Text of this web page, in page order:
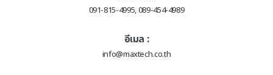
091-815-4995, 089-454-4989
อีเมล :
info@maxtech.co.th